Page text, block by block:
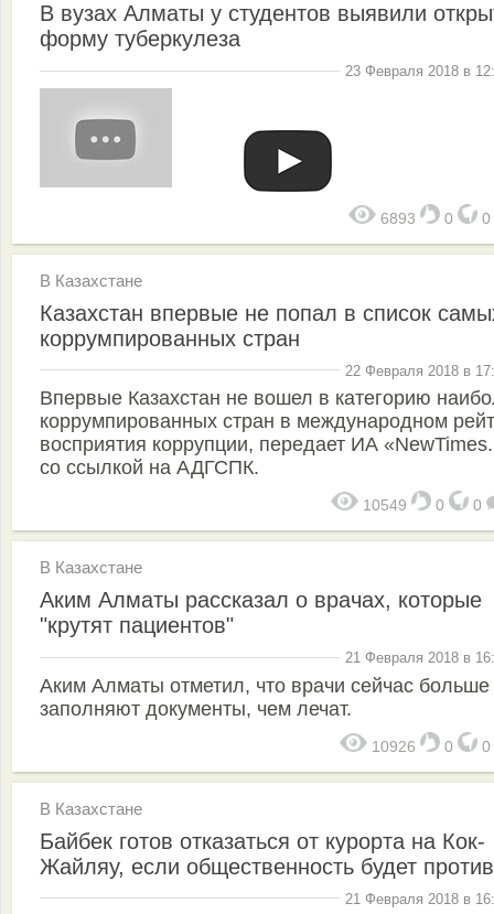
В вузах Алматы у студентов выявили
форму туберкулеза
23 Февраля 2018 в
6893 0 0
В Казахстане
Казахстан впервые не попал в список
коррумпированных стран
22 Февраля 2018 в
Впервые Казахстан не вошел в категорию
коррумпированных стран в международном
восприятия коррупции, передает ИА
со ссылкой на АДГСПК.
10549 0 0
В Казахстане
Аким Алматы рассказал о врачах, которые
"крутят пациентов"
21 Февраля 2018 в
Аким Алматы отметил, что врачи сейчас больше
заполняют документы, чем лечат.
10926 0 0
В Казахстане
Байбек готов отказаться от курорта на Кок-
Жайляу, если общественность будет против
21 Февраля 2018 в